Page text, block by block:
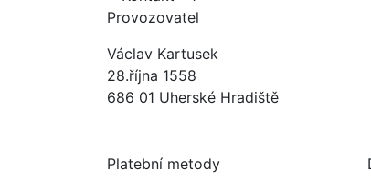
Provozovatel
Václav Kartusek
28.října 1558
686 01 Uherské Hradiště
Platební metody